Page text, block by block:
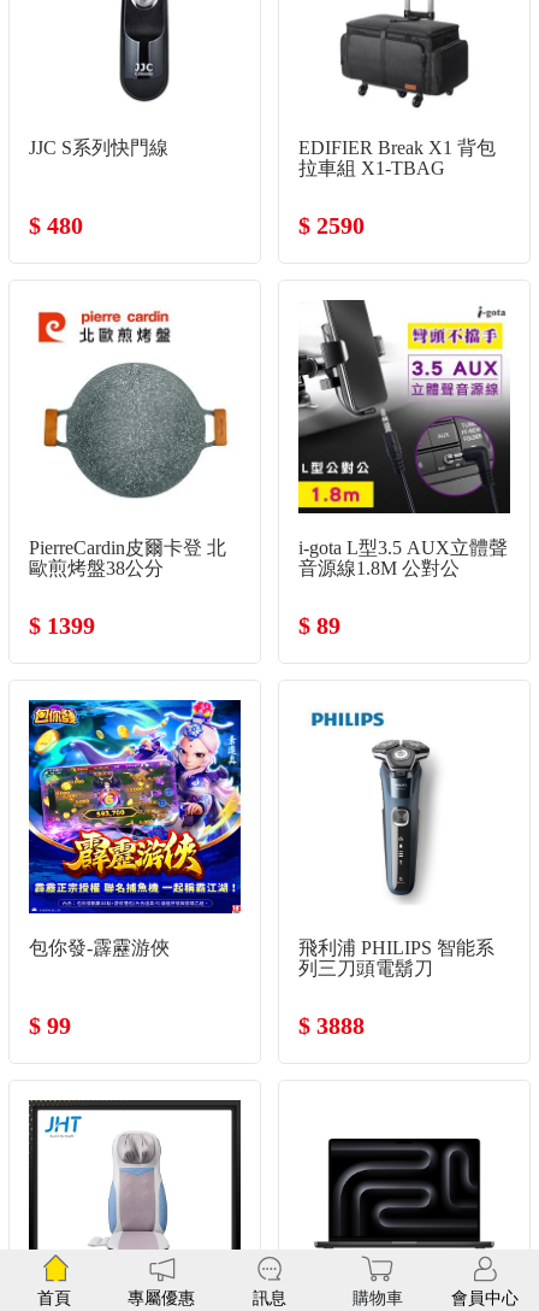
JJC S系列快門線
$ 480
EDIFIER Break X1 背包
拉車組 X1-TBAG
$ 2590
PierreCardin皮爾卡登 北
歐煎烤盤38公分
$ 1399
i-gota L型3.5 AUX立體聲
音源線1.8M 公對公
$ 89
包你發-霹靂游俠
$ 99
飛利浦 PHILIPS 智能系
列三刀頭電鬍刀
$ 3888
首頁 專屬優惠 訊息 購物車 會員中心